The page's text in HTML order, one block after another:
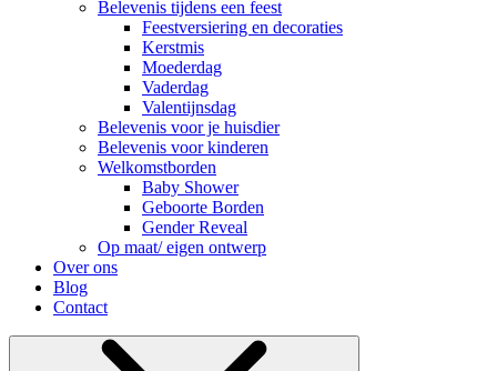
Belevenis tijdens een feest
Feestversiering en decoraties
Kerstmis
Moederdag
Vaderdag
Valentijnsdag
Belevenis voor je huisdier
Belevenis voor kinderen
Welkomstborden
Baby Shower
Geboorte Borden
Gender Reveal
Op maat/ eigen ontwerp
Over ons
Blog
Contact